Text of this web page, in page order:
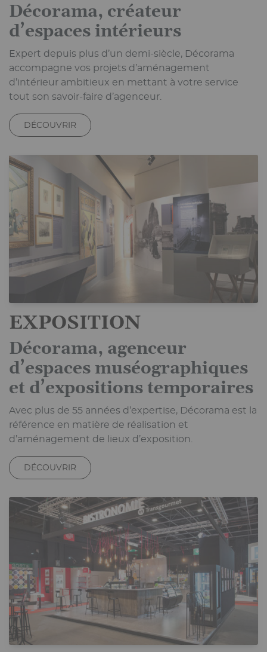
Décorama, créateur
d’espaces intérieurs
Expert depuis plus d’un demi-siècle, Décorama
accompagne vos projets d’aménagement
d’intérieur ambitieux en mettant à votre service
tout son savoir-faire d’agenceur.
DÉCOUVRIR
EXPOSITION
Décorama, agenceur
d’espaces muséographiques
et d’expositions temporaires
Avec plus de 55 années d’expertise, Décorama est la
référence en matière de réalisation et
d’aménagement de lieux d’exposition.
DÉCOUVRIR